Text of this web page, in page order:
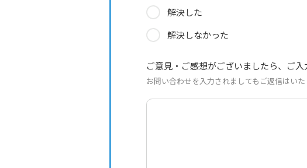
解決した
解決しなかった
ご意見・ご感想がございましたら、ご入
お問い合わせを入力されましてもご返信はい